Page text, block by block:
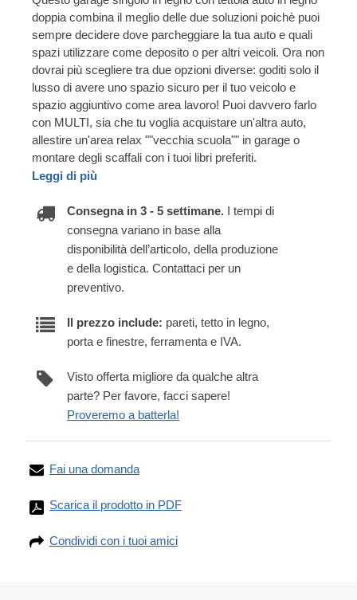
doppia combina il meglio delle due soluzioni poichè puoi
sempre decidere dove parcheggiare la tua auto e quali
spazi utilizzare come deposito o per altri veicoli. Ora non
dovrai più scegliere tra due opzioni diverse: goditi solo il
lusso di avere uno spazio sicuro per il tuo veicolo e
spazio aggiuntivo come area lavoro! Puoi davvero farlo
con MULTI, sia che tu voglia acquistare un'altra auto,
allestire un'area relax ""vecchia scuola"" in garage o
montare degli scaffali con i tuoi libri preferiti.
Leggi di più
Consegna in 3 - 5 settimane. I tempi di
consegna variano in base alla
disponibilità dell’articolo, della produzione
e della logistica. Contattaci per un
preventivo.
Il prezzo include: pareti, tetto in legno,
porta e finestre, ferramenta e IVA.
Visto offerta migliore da qualche altra
parte? Per favore, facci sapere!
Proveremo a batterla!
Fai una domanda
Scarica il prodotto in PDF
Condividi con i tuoi amici